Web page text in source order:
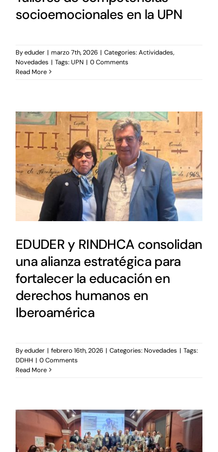
socioemocionales en la UPN
Byeduder | marzo 7th, 2026 | Categories: Actividades,
Novedades | Tags: UPN | 0 Comments
Read More
EDUDER y RINDHCA consolidan
una alianza estratégica para
fortalecer la educación en
derechos humanos en
Iberoamérica
Byeduder | febrero 16th, 2026 | Categories: Novedades | Tags:
DDHH | 0 Comments
Read More